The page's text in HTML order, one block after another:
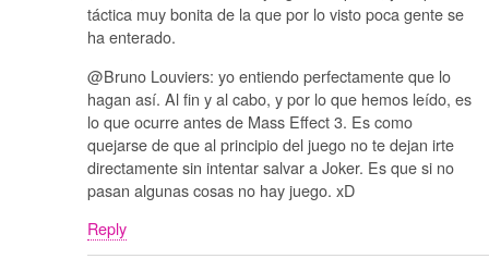
táctica muy bonita de la que por lo visto poca gente se
ha enterado.
@Bruno Louviers: yo entiendo perfectamente que lo
hagan así. Al fin y al cabo, y por lo que hemos leído, es
lo que ocurre antes de Mass Effect 3. Es como
quejarse de que al principio del juego no te dejan irte
directamente sin intentar salvar a Joker. Es que si no
pasan algunas cosas no hay juego. xD
Reply